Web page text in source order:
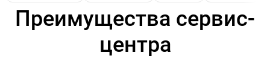
Преимущества сервис-
центра